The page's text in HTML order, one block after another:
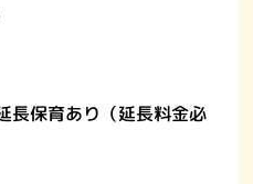
長保育あり（延長料金必